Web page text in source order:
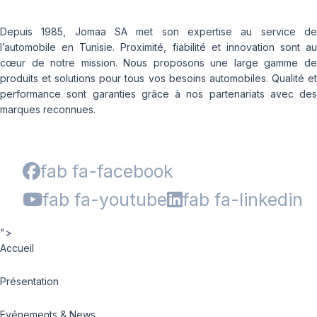
Depuis 1985, Jomaa SA met son expertise au service de
l’automobile en Tunisie. Proximité, fiabilité et innovation sont au
cœur de notre mission. Nous proposons une large gamme de
produits et solutions pour tous vos besoins automobiles. Qualité et
performance sont garanties grâce à nos partenariats avec des
marques reconnues.
fab fa-facebook
fab fa-youtube
fab fa-linkedin
">
Accueil
Présentation
Evénements & News